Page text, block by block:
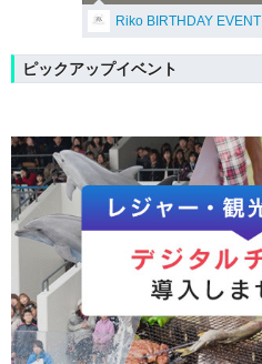
Riko BIRTHDAY EVENT
ピックアップイベント